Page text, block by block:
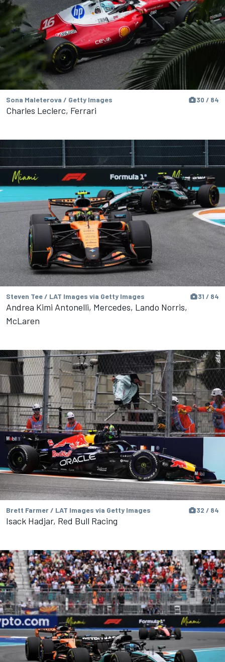
Sona Maleterova / Getty Images 30 / 84
Charles Leclerc, Ferrari
Steven Tee / LAT Images via Getty Images 31 / 84
Andrea Kimi Antonelli, Mercedes, Lando Norris,
McLaren
Brett Farmer / LAT Images via Getty Images 32 / 84
Isack Hadjar, Red Bull Racing